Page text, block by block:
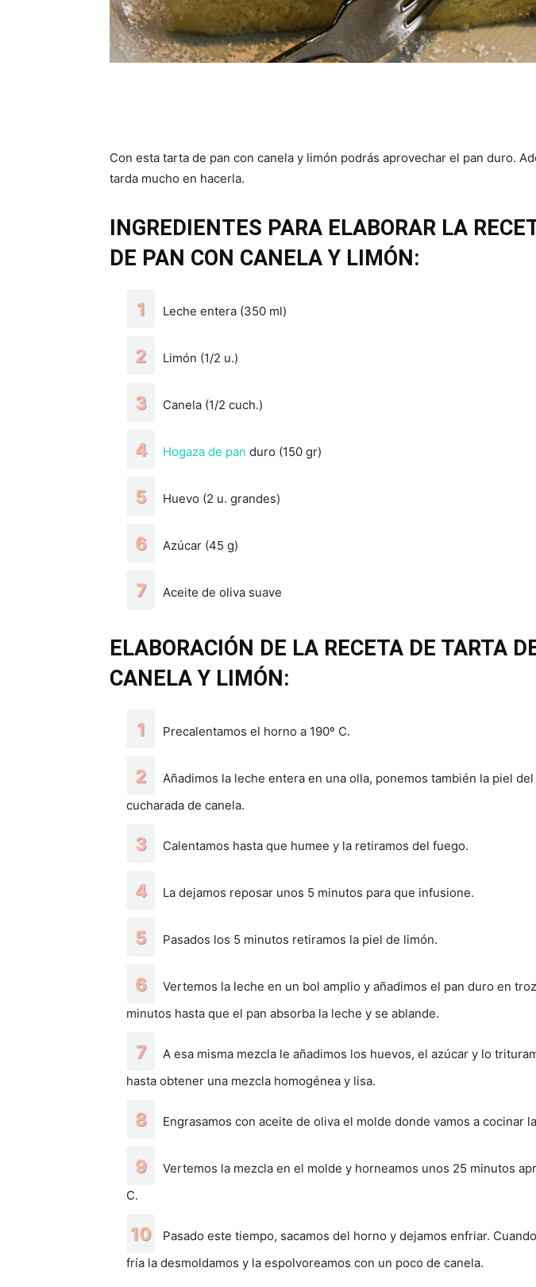
Con esta tarta de pan con canela y limón podrás aprovechar el pan duro.
tarda mucho en hacerla.
INGREDIENTES PARA ELABORAR LA
DE PAN CON CANELA Y LIMÓN:
Leche entera (350 ml)
Limón (1/2 u.)
Canela (1/2 cuch.)
Hogaza de pan duro (150 gr)
Huevo (2 u. grandes)
Azúcar (45 g)
Aceite de oliva suave
ELABORACIÓN DE LA RECETA DE TARTA
CANELA Y LIMÓN:
Precalentamos el horno a 190º C.
Añadimos la leche entera en una olla, ponemos también la piel
cucharada de canela.
Calentamos hasta que humee y la retiramos del fuego.
La dejamos reposar unos 5 minutos para que infusione.
Pasados los 5 minutos retiramos la piel de limón.
Vertemos la leche en un bol amplio y añadimos el pan duro en
minutos hasta que el pan absorba la leche y se ablande.
A esa misma mezcla le añadimos los huevos, el azúcar y lo
hasta obtener una mezcla homogénea y lisa.
Engrasamos con aceite de oliva el molde donde vamos a cocinar
Vertemos la mezcla en el molde y horneamos unos 25 minutos
C.
Pasado este tiempo, sacamos del horno y dejamos enfriar.
fría la desmoldamos y la espolvoreamos con un poco de canela.